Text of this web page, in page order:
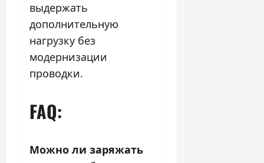
выдержать
дополнительную
нагрузку без
модернизации
проводки.
FAQ:
Можно ли заряжать